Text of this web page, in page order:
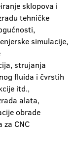
sklopova i
tehničke
simulacije,
strujanja
fluida i čvrstih
itd.,
alata,
obrade
za CNC